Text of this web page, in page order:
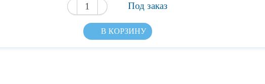
Под заказ
В КОРЗИНУ